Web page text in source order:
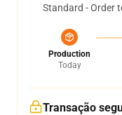
Standard - Order
Production
Today
Transação